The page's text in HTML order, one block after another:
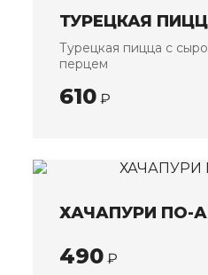
ТУРЕЦКАЯ
Турецкая пицца с
перцем
610 ₽
ХАЧАПУРИ ПО-
490 ₽